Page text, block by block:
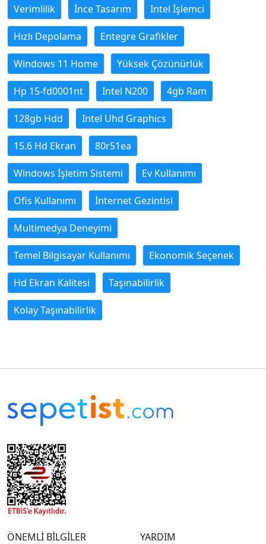
Verimlilik İnce Tasarım Intel İşlemci
Hızlı Depolama Entegre Grafikler
Windows 11 Home Yüksek Çözünürlük
Hp 15-fd0001nt Intel N200 4gb Ram
128gb Hdd Intel Uhd Graphics
15.6 Hd Ekran 80r51ea
Windows İşletim Sistemi Ev Kullanımı
Ofis Kullanımı İnternet Gezintisi
Multimedya Deneyimi
Temel Bilgisayar Kullanımı Ekonomik Seçenek
Hd Ekran Kalitesi Taşınabilirlik
Kolay Taşınabilirlik
ÖNEMLİ BİLGİLER YARDIM